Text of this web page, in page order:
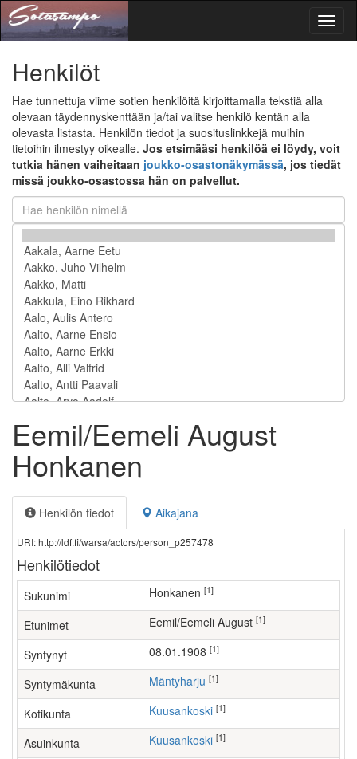
Henkilöt
Hae tunnettuja viime sotien henkilöitä kirjoittamalla tekstiä alla
olevaan täydennyskenttään ja/tai valitse henkilö kentän alla
olevasta listasta. Henkilön tiedot ja suosituslinkkejä muihin
tietoihin ilmestyy oikealle. Jos etsimääsi henkilöä ei löydy, voit
tutkia hänen vaiheitaan joukko-osastonäkymässä, jos tiedät
missä joukko-osastossa hän on palvellut.
Eemil/Eemeli August
Honkanen
Henkilön tiedot Aikajana
URI: http://ldf.fi/warsa/actors/person_p257478
Henkilötiedot
Sukunimi Honkanen [1]
Etunimet Eemil/Eemeli August [1]
Syntynyt 08.01.1908 [1]
Syntymäkunta Mäntyharju [1]
Kotikunta Kuusankoski [1]
Asuinkunta Kuusankoski [1]